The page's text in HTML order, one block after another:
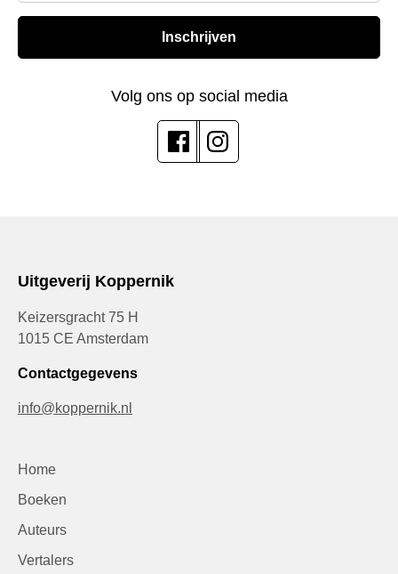
Inschrijven
Volg ons op social media
Uitgeverij Koppernik
Keizersgracht 75 H
1015 CE Amsterdam
Contactgegevens
info@koppernik.nl
Home
Boeken
Auteurs
Vertalers